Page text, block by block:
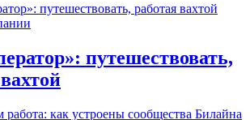
путешествовать,